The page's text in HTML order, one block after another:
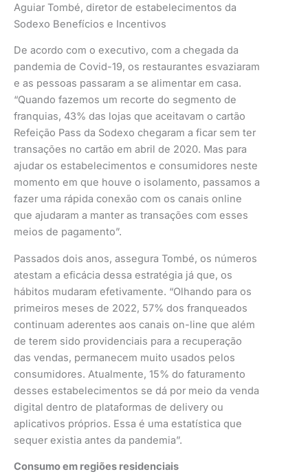
Aguiar Tombé, diretor de estabelecimentos da
Sodexo Benefícios e Incentivos
De acordo com o executivo, com a chegada da
pandemia de Covid-19, os restaurantes esvaziaram
e as pessoas passaram a se alimentar em casa.
“Quando fazemos um recorte do segmento de
franquias, 43% das lojas que aceitavam o cartão
Refeição Pass da Sodexo chegaram a ficar sem ter
transações no cartão em abril de 2020. Mas para
ajudar os estabelecimentos e consumidores neste
momento em que houve o isolamento, passamos a
fazer uma rápida conexão com os canais online
que ajudaram a manter as transações com esses
meios de pagamento”.
Passados dois anos, assegura Tombé, os números
atestam a eficácia dessa estratégia já que, os
hábitos mudaram efetivamente. “Olhando para os
primeiros meses de 2022, 57% dos franqueados
continuam aderentes aos canais on-line que além
de terem sido providenciais para a recuperação
das vendas, permanecem muito usados pelos
consumidores. Atualmente, 15% do faturamento
desses estabelecimentos se dá por meio da venda
digital dentro de plataformas de delivery ou
aplicativos próprios. Essa é uma estatística que
sequer existia antes da pandemia”.
Consumo em regiões residenciais